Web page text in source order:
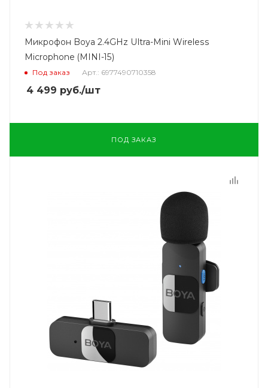
Микрофон Boya 2.4GHz Ultra-Mini Wireless
Microphone (MINI-15)
Под заказ Арт.: 6977490710358
4 499 руб./шт
ПОД ЗАКАЗ